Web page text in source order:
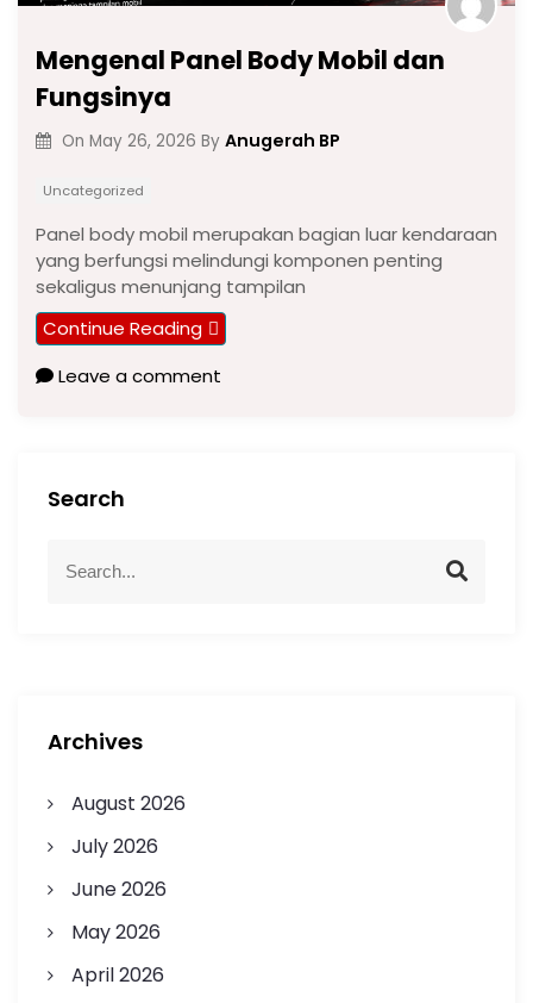
Mengenal Panel Body Mobil dan
Fungsinya
On May 26, 2026 By Anugerah BP
Uncategorized
Panel body mobil merupakan bagian luar kendaraan
yang berfungsi melindungi komponen penting
sekaligus menunjang tampilan
Continue Reading
Leave a comment
Search
Archives
August 2026
July 2026
June 2026
May 2026
April 2026